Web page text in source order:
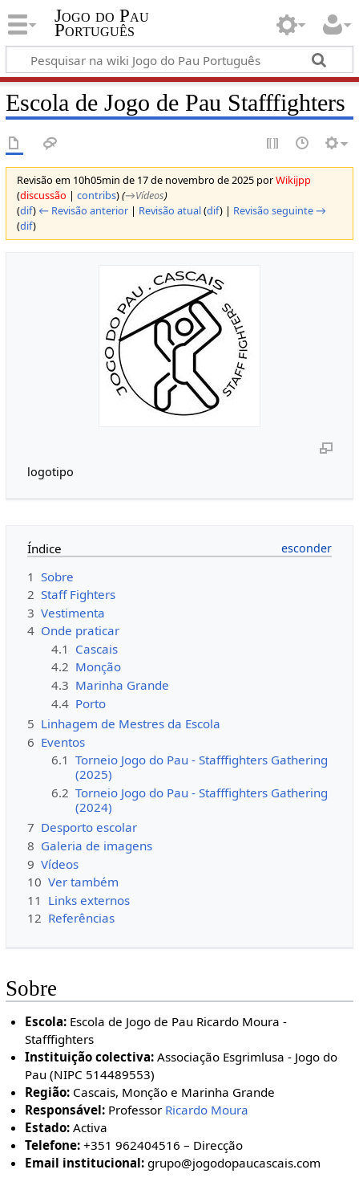
Jogo do Pau
Português
Escola de Jogo de Pau Stafffighters
Revisão em 10h05min de 17 de novembro de 2025 porWikijpp
(discussão | contribs)(→‎Vídeos)
(dif) ← Revisão anterior| Revisão atual(dif) | Revisão seguinte →
(dif)
logotipo
Índice
1 Sobre
2 Staff Fighters
3 Vestimenta
4 Onde praticar
4.1 Cascais
4.2 Monção
4.3 Marinha Grande
4.4 Porto
5 Linhagem de Mestres da Escola
6 Eventos
6.1 Torneio Jogo do Pau - Stafffighters Gathering
(2025)
6.2 Torneio Jogo do Pau - Stafffighters Gathering
(2024)
7 Desporto escolar
8 Galeria de imagens
9 Vídeos
10 Ver também
11 Links externos
12 Referências
Sobre
Escola: Escola de Jogo de Pau Ricardo Moura -
Stafffighters
Instituição colectiva: Associação Esgrimlusa - Jogo do
Pau (NIPC 514489553)
Região: Cascais, Monção e Marinha Grande
Responsável: Professor Ricardo Moura
Estado: Activa
Telefone: +351 962404516 – Direcção
Email institucional: grupo@jogodopaucascais.com